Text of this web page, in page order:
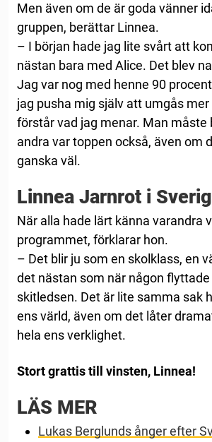
Men även om de är goda vänner
gruppen, berättar Linnea.
– I början hade jag lite svårt att
nästan bara med Alice. Det blev
Jag var nog med henne 90
jag pusha mig själv att umgås mer
förstår vad jag menar. Man måste
andra var toppen också, även om
ganska väl.
Linnea Jarnrot i
När alla hade lärt känna varandra
programmet, förklarar hon.
– Det blir ju som en skolklass, en
det nästan som när någon
skitledsen. Det är lite samma sak
ens värld, även om det låter
hela ens verklighet.
Stort grattis till vinsten, Linnea!
LÄS MER
Lukas Berglunds ånger efter